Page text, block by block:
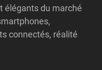
élégants du marché
connectés, réalité